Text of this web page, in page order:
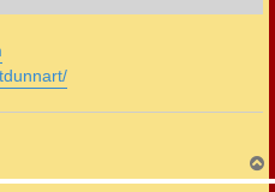
a